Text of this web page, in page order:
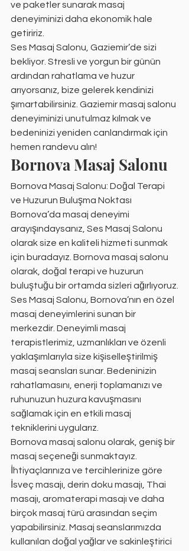
ve paketler sunarak masaj
deneyiminizi daha ekonomik hale
getiririz.
Ses Masaj Salonu, Gaziemir’de sizi
bekliyor. Stresli ve yorgun bir günün
ardından rahatlama ve huzur
arıyorsanız, bize gelerek kendinizi
şımartabilirsiniz. Gaziemir masaj salonu
deneyiminizi unutulmaz kılmak ve
bedeninizi yeniden canlandırmak için
hemen randevu alın!
Bornova Masaj Salonu
Bornova Masaj Salonu: Doğal Terapi
ve Huzurun Buluşma Noktası
Bornova’da masaj deneyimi
arayışındaysanız, Ses Masaj Salonu
olarak size en kaliteli hizmeti sunmak
için buradayız. Bornova masaj salonu
olarak, doğal terapi ve huzurun
buluştuğu bir ortamda sizleri ağırlıyoruz.
Ses Masaj Salonu, Bornova’nın en özel
masaj deneyimlerini sunan bir
merkezdir. Deneyimli masaj
terapistlerimiz, uzmanlıkları ve özenli
yaklaşımlarıyla size kişiselleştirilmiş
masaj seansları sunar. Bedeninizin
rahatlamasını, enerji toplamanızı ve
ruhunuzun huzura kavuşmasını
sağlamak için en etkili masaj
tekniklerini uygularız.
Bornova masaj salonu olarak, geniş bir
masaj seçeneği sunmaktayız.
İhtiyaçlarınıza ve tercihlerinize göre
İsveç masajı, derin doku masajı, Thai
masajı, aromaterapi masajı ve daha
birçok masaj türü arasından seçim
yapabilirsiniz. Masaj seanslarımızda
kullanılan doğal yağlar ve sakinleştirici